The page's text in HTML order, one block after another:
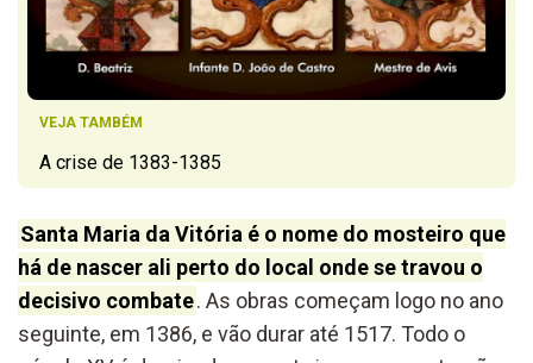
VEJA TAMBÉM
A crise de 1383-1385
Santa Maria da Vitória é o nome do mosteiro que
há de nascer ali perto do local onde se travou o
decisivo combate. As obras começam logo no ano
seguinte, em 1386, e vão durar até 1517. Todo o